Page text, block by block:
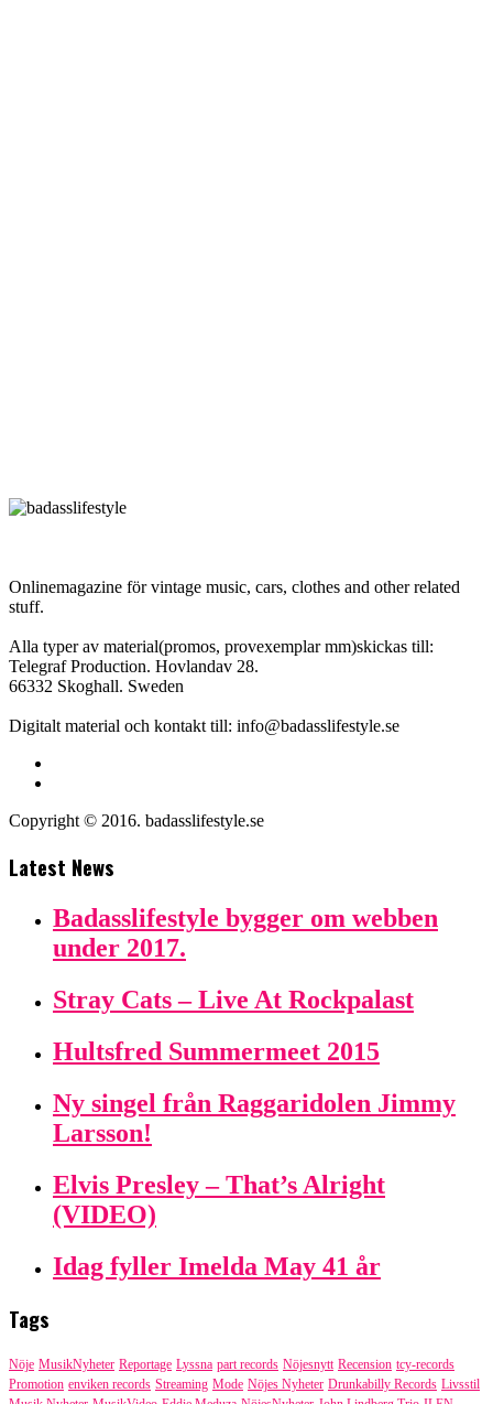
Onlinemagazine för vintage music, cars, clothes and other related
stuff.
Alla typer av material(promos, provexemplar mm)skickas till:
Telegraf Production. Hovlandav 28.
66332 Skoghall. Sweden
Digitalt material och kontakt till: info@badasslifestyle.se
Copyright © 2016. badasslifestyle.se
Latest News
Badasslifestyle bygger om webben
under 2017.
Stray Cats – Live At Rockpalast
Hultsfred Summermeet 2015
Ny singel från Raggaridolen Jimmy
Larsson!
Elvis Presley – That’s Alright
(VIDEO)
Idag fyller Imelda May 41 år
Tags
Nöje MusikNyheter Reportage Lyssna part records Nöjesnytt Recension tcy-records
Promotion enviken records Streaming Mode Nöjes Nyheter Drunkabilly Records Livsstil